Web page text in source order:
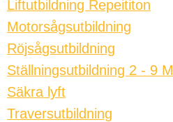
Liftutbildning Repeititon
Motorsågsutbildning
Röjsågsutbildning
Ställningsutbildning 2 - 9 M
Säkra lyft
Traversutbildning